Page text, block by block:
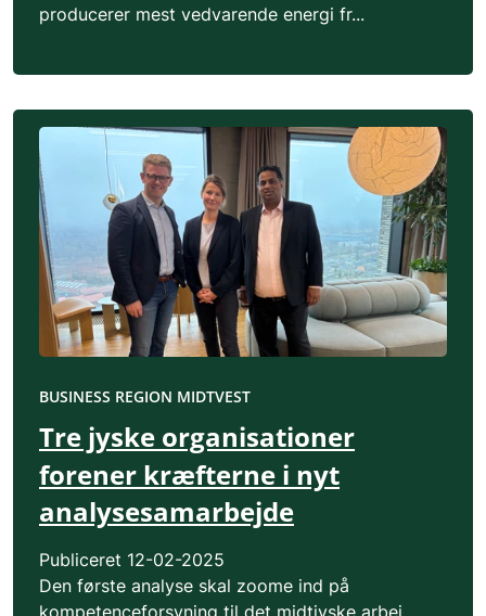
producerer mest vedvarende energi fr...
BUSINESS REGION MIDTVEST
Tre jyske organisationer
forener kræfterne i nyt
analysesamarbejde
Publiceret 12-02-2025
Den første analyse skal zoome ind på
kompetenceforsyning til det midtjyske arbej...